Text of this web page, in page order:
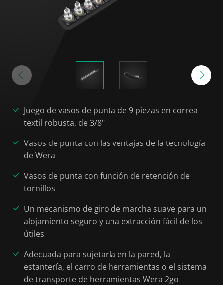
Juego de vasos de punta de 9 piezas en correa
textil robusta, de 3/8"
Vasos de punta con las ventajas de la tecnología
de Wera
Vasos de punta con función de retención de
tornillos
Un mecanismo de giro de marcha suave para un
alojamiento seguro y una extracción fácil de los
útiles
Adecuada para sujetarla en la pared, la
estantería, el carro de herramientas o el sistema
de transporte de herramientas Wera 2go